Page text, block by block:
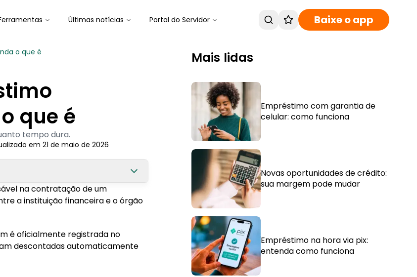
Últimas notícias Portal do Servidor Baixe o app
o que é
que é
tempo dura.
em 21 de maio de 2026
na contratação de um
a instituição financeira e o órgão
é oficialmente registrada no
descontadas automaticamente
Mais lidas
Empréstimo com garantia de
celular: como funciona
Novas oportunidades de crédito:
sua margem pode mudar
Empréstimo na hora via pix:
entenda como funciona